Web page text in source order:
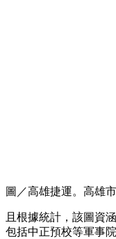
圖／高雄捷運。高雄
且根據統計，該圖資
包括中正預校等軍事